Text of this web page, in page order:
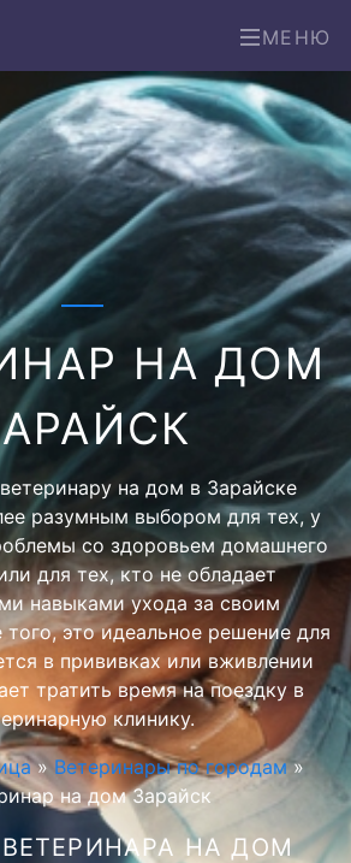
МЕНЮ
НА ДОМ
на дом в Зарайске
разумным выбором для тех, у
со здоровьем домашнего
для тех, кто не обладает
навыками ухода за своим
это идеальное решение для
в прививках или вживлении
тратить время на поездку в
клинику.
» Ветеринары по городам»
на дом Зарайск
НА ДОМ